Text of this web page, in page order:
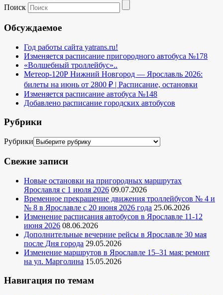
Поиск
Обсуждаемое
Год работы сайта yatrans.ru!
Изменяется расписание пригородного автобуса №178
«Волшебный троллейбус»..
Метеор-120Р Нижний Новгород — Ярославль 2026:
билеты на июнь от 2800 ₽ | Расписание, остановки
Изменяется расписание автобуса №148
Добавлено расписание городских автобусов
Рубрики
Рубрики
Свежие записи
Новые остановки на пригородных маршрутах
Ярославля с 1 июля 2026 09.07.2026
Временное прекращение движения троллейбусов № 4 и
№ 8 в Ярославле с 20 июня 2026 года 25.06.2026
Изменение расписания автобусов в Ярославле 11-12
июня 2026 08.06.2026
Дополнительные вечерние рейсы в Ярославле 30 мая
после Дня города 29.05.2026
Изменение маршрутов в Ярославле 15–31 мая: ремонт
на ул. Марголина 15.05.2026
Навигация по темам